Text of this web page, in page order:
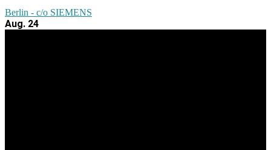
Berlin - c/o SIEMENS
Aug. 24